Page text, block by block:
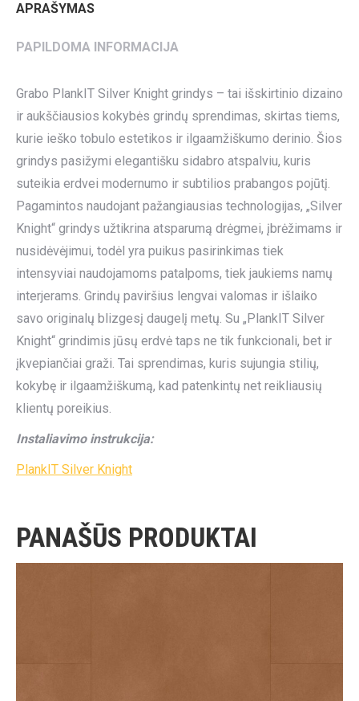
APRAŠYMAS
PAPILDOMA INFORMACIJA
Grabo PlankIT Silver Knight grindys – tai išskirtinio dizaino
ir aukščiausios kokybės grindų sprendimas, skirtas tiems,
kurie ieško tobulo estetikos ir ilgaamžiškumo derinio. Šios
grindys pasižymi elegantišku sidabro atspalviu, kuris
suteikia erdvei modernumo ir subtilios prabangos pojūtį.
Pagamintos naudojant pažangiausias technologijas, „Silver
Knight“ grindys užtikrina atsparumą drėgmei, įbrėžimams ir
nusidėvėjimui, todėl yra puikus pasirinkimas tiek
intensyviai naudojamoms patalpoms, tiek jaukiems namų
interjerams. Grindų paviršius lengvai valomas ir išlaiko
savo originalų blizgesį daugelį metų. Su „PlankIT Silver
Knight“ grindimis jūsų erdvė taps ne tik funkcionali, bet ir
įkvepiančiai graži. Tai sprendimas, kuris sujungia stilių,
kokybę ir ilgaamžiškumą, kad patenkintų net reikliausių
klientų poreikius.
Instaliavimo instrukcija:
PlankIT Silver Knight
PANAŠŪS PRODUKTAI